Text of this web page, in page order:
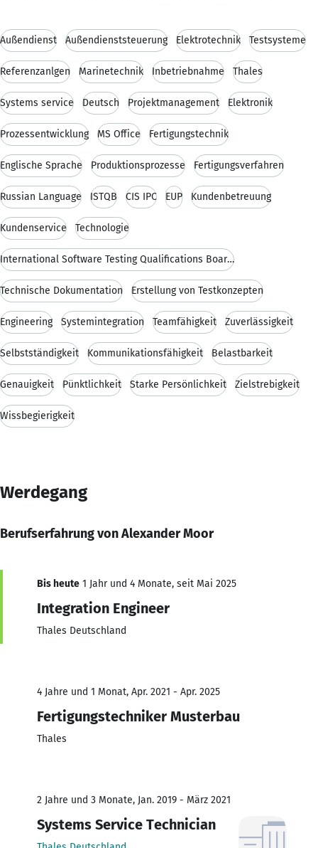
Außendienst Außendienststeuerung Elektrotechnik Testsysteme
Referenzanlgen Marinetechnik Inbetriebnahme Thales
Systems service Deutsch Projektmanagement Elektronik
Prozessentwicklung MS Office Fertigungstechnik
Englische Sprache Produktionsprozesse Fertigungsverfahren
Russian Language ISTQB CIS IPC EUP Kundenbetreuung
Kundenservice Technologie
International Software Testing Qualifications Board (ISTQB)
Technische Dokumentation Erstellung von Testkonzepten
Engineering Systemintegration Teamfähigkeit Zuverlässigkeit
Selbstständigkeit Kommunikationsfähigkeit Belastbarkeit
Genauigkeit Pünktlichkeit Starke Persönlichkeit Zielstrebigkeit
Wissbegierigkeit
Werdegang
Berufserfahrung von Alexander Moor
Bis heute 1 Jahr und 4 Monate, seit Mai 2025
Integration Engineer
Thales Deutschland
4 Jahre und 1 Monat, Apr. 2021 - Apr. 2025
Fertigungstechniker Musterbau
Thales
2 Jahre und 3 Monate, Jan. 2019 - März 2021
Systems Service Technician